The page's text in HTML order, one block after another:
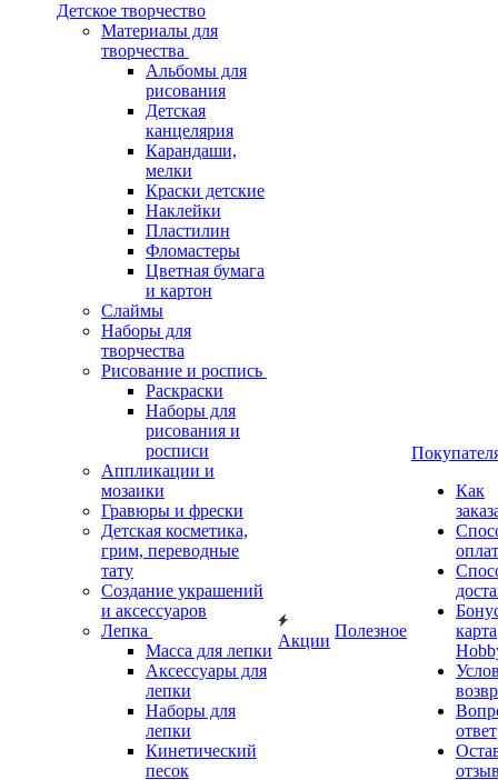
Детское творчество
Материалы для
творчества
Альбомы для
рисования
Детская
канцелярия
Карандаши,
мелки
Краски детские
Наклейки
Пластилин
Фломастеры
Цветная бумага
и картон
Слаймы
Наборы для
творчества
Рисование и роспись
Раскраски
Наборы для
рисования и
росписи
Аппликации и
мозаики
Гравюры и фрески
Детская косметика,
грим, переводные
тату
Создание украшений
и аксессуаров
Лепка
Масса для лепки
Аксессуары для
лепки
Наборы для
лепки
Кинетический
песок
Акции
Полезное
Как
карта
ответ